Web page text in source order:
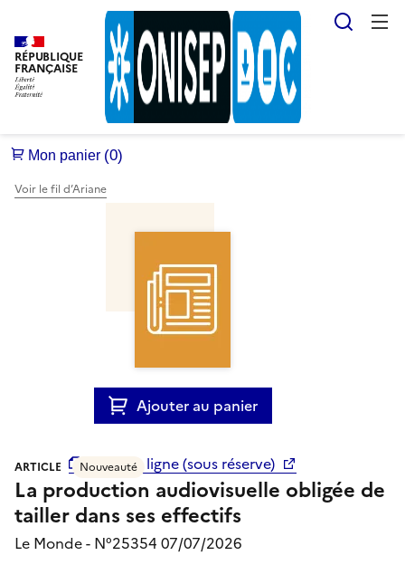
RÉPUBLIQUE
FRANÇAISE
Voir le fil d’Ariane
Ajouter au panier
accès en ligne (sous réserve)
ARTICLE Nouveauté
La production audiovisuelle obligée de
tailler dans ses effectifs
Le Monde - N°25354 07/07/2026